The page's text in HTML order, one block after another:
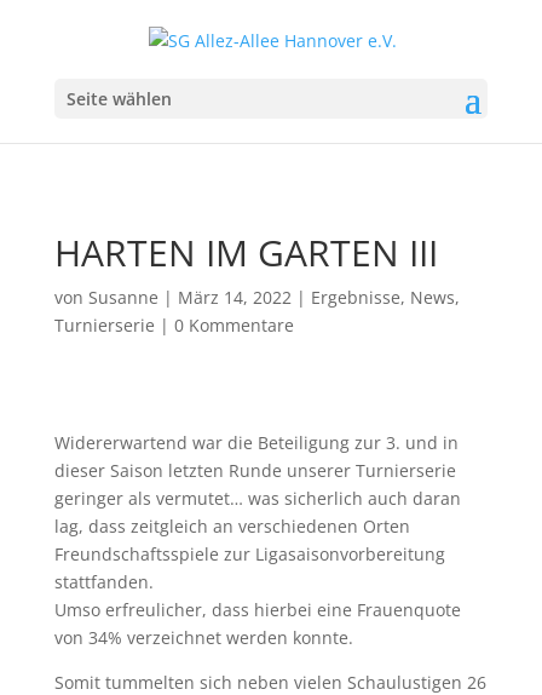
Seite wählen
HARTEN IM GARTEN III
von Susanne | März 14, 2022| Ergebnisse, News,
Turnierserie | 0 Kommentare
Widererwartend war die Beteiligung zur 3. und in
dieser Saison letzten Runde unserer Turnierserie
geringer als vermutet… was sicherlich auch daran
lag, dass zeitgleich an verschiedenen Orten
Freundschaftsspiele zur Ligasaisonvorbereitung
stattfanden.
Umso erfreulicher, dass hierbei eine Frauenquote
von 34% verzeichnet werden konnte.
Somit tummelten sich neben vielen Schaulustigen 26